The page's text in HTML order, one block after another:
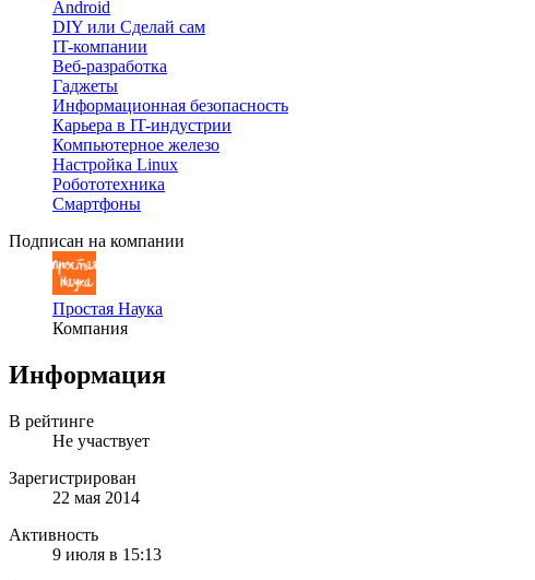
Android
DIY или Сделай сам
IT-компании
Веб-разработка
Гаджеты
Информационная безопасность
Карьера в IT-индустрии
Компьютерное железо
Настройка Linux
Робототехника
Смартфоны
Подписан на компании
Простая Наука
Компания
Информация
В рейтинге
Не участвует
Зарегистрирован
22 мая 2014
Активность
9 июля в 15:13